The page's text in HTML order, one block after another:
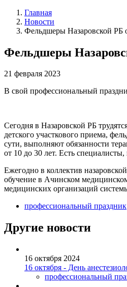
Главная
Новости
Фельдшеры Назаровской РБ
Фельдшеры
21 февраля 2023
В свой профессиональный
Сегодня в Назаровской РБ
детского участкового приема,
сути, выполняют обязанности
от 10 до 30 лет. Есть
Ежегодно в коллектив
обучение в Ачинском
медицинских организаций
профессиональный праздник
Другие новости
16 октября 2024
16 октября - День
профессиональный